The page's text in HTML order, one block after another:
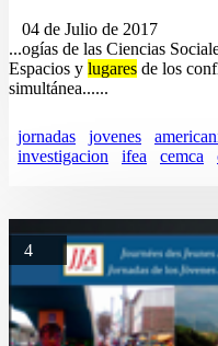
04 de Julio de 2017
...ogías de las Ciencias
Espacios y lugares de los
simultánea......
jornadas jovenes
investigacion
ifea cemca
4